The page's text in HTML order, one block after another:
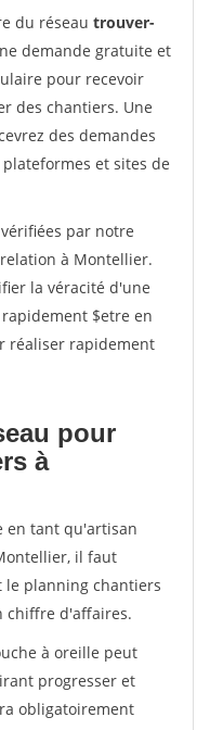
du réseau trouver-
demande gratuite et
pour recevoir
des chantiers. Une
des demandes
et sites de
par notre
à Montellier.
la véracité d'une
$etre en
réaliser rapidement
pour
à
en tant qu'artisan
il faut
planning chantiers
chiffre d'affaires.
à oreille peut
progresser et
obligatoirement